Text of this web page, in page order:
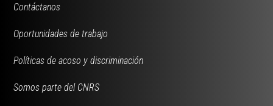
Contáctanos
Oportunidades de trabajo
Políticas de acoso y discriminación
Somos parte del CNRS